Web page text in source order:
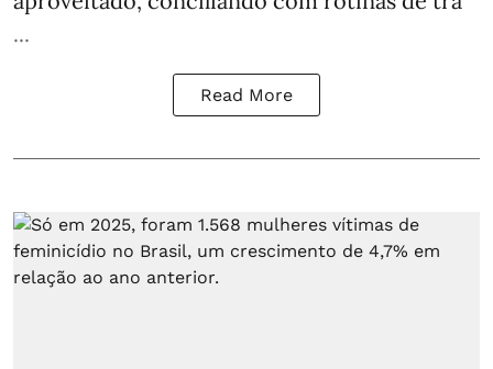
...
Read More